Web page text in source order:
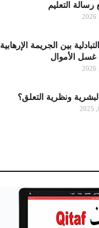
رسالة التعليم
بين الجريمة الإرهابية
غسل الأموال
البشرية ونظرية التعلق؟